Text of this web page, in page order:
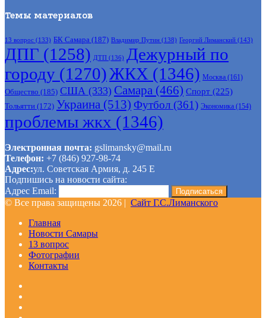
Темы материалов
13 вопрос (133) БК Самара (187) Владимир Путин (138) Георгий Лиманский (143)
ДПГ (1258) ДТП (136) Дежурный по
городу (1270)ЖКХ (1346) Москва (161)
Общество (185) США (333) Самара (466) Спорт (225)
Тольятти (172) Украина (513) Футбол (361) Экономика (154)
проблемы жкх (1346)
Электронная почта: gslimansky@mail.ru
Телефон: +7 (846) 927-98-74
Адрес:ул. Советская Армия, д. 245 Е
Подпишись на новости сайта:
Адрес Email:
© Все права защищены 2026 | Сайт Г.С.Лиманского
Главная
Новости Самары
13 вопрос
Фотографии
Контакты